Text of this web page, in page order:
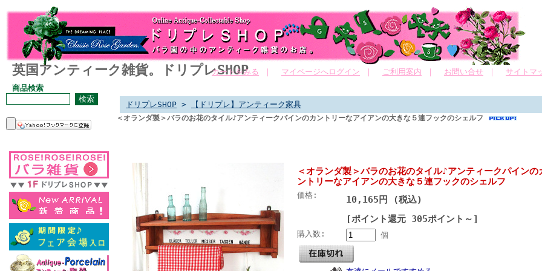
英国アンティーク雑貨。ドリプレSHOP
カートをみる マイページへログイン ご利用案内 お問い合せ
サイトマ
商品検索
ドリプレSHOP > 【ドリプレ】アンティーク家具
＜オランダ製＞バラのお花のタイル♪アンティークパインのカントリーなアイアンの大きな５連フックのシェルフ
＜オランダ製＞バラのお花のタイル♪アンティークパインの
ントリーなアイアンの大きな５連フックのシェルフ
価格:
10,165円 (税込)
[ポイント還元 305ポイント～]
購入数: 個